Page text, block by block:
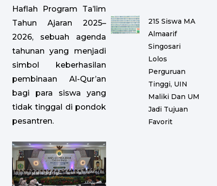
Haflah Program Ta’lim
Tahun Ajaran 2025–
2026, sebuah agenda
tahunan yang menjadi
simbol keberhasilan
pembinaan Al-Qur’an
bagi para siswa yang
tidak tinggal di pondok
pesantren.
215 Siswa MA
Almaarif
Singosari
Lolos
Perguruan
Tinggi, UIN
Maliki Dan UM
Jadi Tujuan
Favorit